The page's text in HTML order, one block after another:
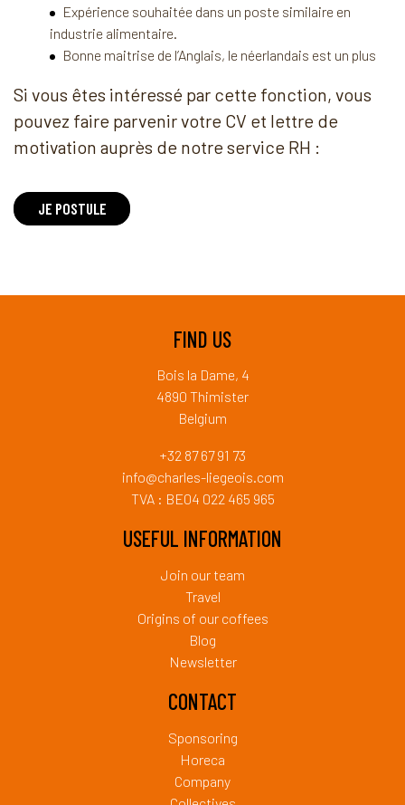
Expérience souhaitée dans un poste similaire en
industrie alimentaire.
Bonne maitrise de l’Anglais, le néerlandais est un plus
Si vous êtes intéressé par cette fonction, vous
pouvez faire parvenir votre CV et lettre de
motivation auprès de notre service RH :
JE POSTULE
FIND US
Bois la Dame, 4
4890 Thimister
Belgium
+32 87 67 91 73
info@charles-liegeois.com
TVA : BE04 022 465 965
USEFUL INFORMATION
Join our team
Travel
Origins of our coffees
Blog
Newsletter
CONTACT
Sponsoring
Horeca
Company